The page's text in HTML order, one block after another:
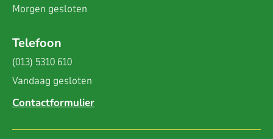
Morgen gesloten
Telefoon
(013) 5310 610
Vandaag gesloten
Contactformulier